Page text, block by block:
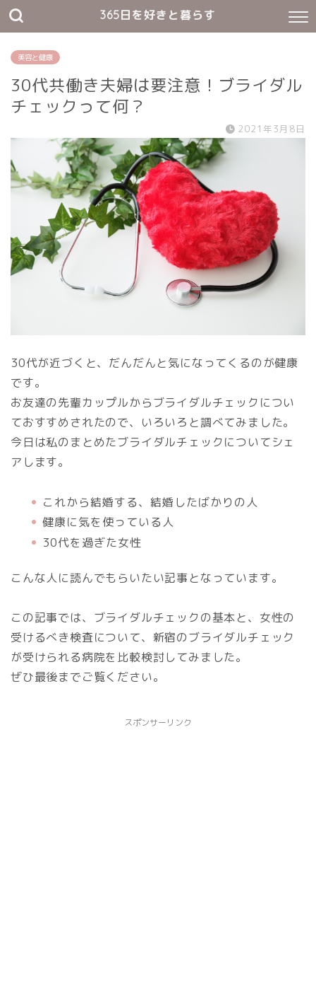
365日を好きと暮らす
美容と健康
30代共働き夫婦は要注意！ブライダル
チェックって何？
2021年3月8日
30代が近づくと、だんだんと気になってくるのが健康
です。
お友達の先輩カップルからブライダルチェックについ
ておすすめされたので、いろいろと調べてみました。
今日は私のまとめたブライダルチェックについてシェ
アします。
これから結婚する、結婚したばかりの人
健康に気を使っている人
30代を過ぎた女性
こんな人に読んでもらいたい記事となっています。
この記事では、ブライダルチェックの基本と、女性の
受けるべき検査について、新宿のブライダルチェック
が受けられる病院を比較検討してみました。
ぜひ最後までご覧ください。
スポンサーリンク